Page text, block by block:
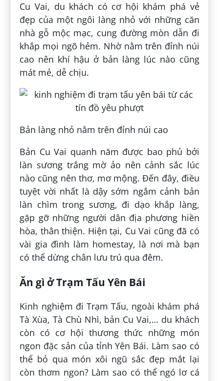
Cu Vai, du khách có cơ hội khám phá vẻ
đẹp của một ngôi làng nhỏ với những căn
nhà gỗ mộc mạc, cung đường mòn dẫn đi
khắp mọi ngõ hẻm. Nhờ nằm trên đỉnh núi
cao nên khí hậu ở bản làng lúc nào cũng
mát mẻ, dễ chịu.
Bản làng nhỏ nằm trên đỉnh núi cao
Bản Cu Vai quanh năm được bao phủ bởi
làn sương trắng mờ ảo nên cảnh sắc lúc
nào cũng nên thơ, mơ mộng. Đến đây, điều
tuyệt vời nhất là dậy sớm ngắm cảnh bản
làn chìm trong sương, đi dạo khắp làng,
gặp gỡ những người dân địa phương hiền
hòa, thân thiện. Hiện tại, Cu Vai cũng đã có
vài gia đình làm homestay, là nơi mà bạn
có thể dừng chân lưu trú qua đêm.
Ăn gì ở Trạm Tấu Yên Bái
Kinh nghiệm đi Trạm Tấu, ngoài khám phá
Tà Xùa, Tà Chù Nhì, bản Cu Vai,… du khách
còn có cơ hội thương thức những món
ngon đặc sản của tỉnh Yên Bái. Làm sao có
thể bỏ qua món xôi ngũ sắc đẹp mắt lại
còn thơm ngon? Làm sao có thể ngó lơ cá